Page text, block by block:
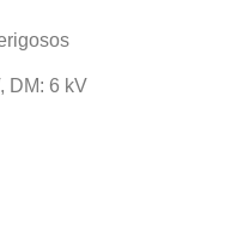
DM: 6 kV